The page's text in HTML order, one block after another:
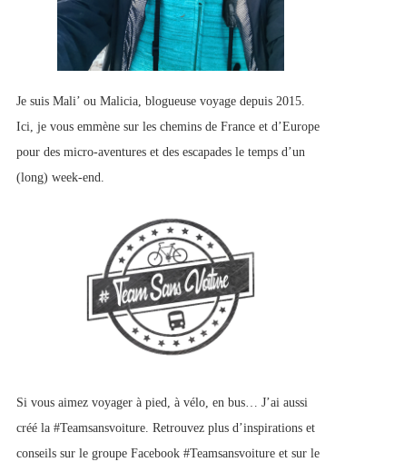
Je suis Mali’ ou Malicia, blogueuse voyage depuis 2015.
Ici, je vous emmène sur les chemins de France et d’Europe
pour des micro-aventures et des escapades le temps d’un
(long) week-end.
Si vous aimez voyager à pied, à vélo, en bus… J’ai aussi
créé la #Teamsansvoiture. Retrouvez plus d’inspirations et
conseils sur le groupe Facebook #Teamsansvoiture et sur le